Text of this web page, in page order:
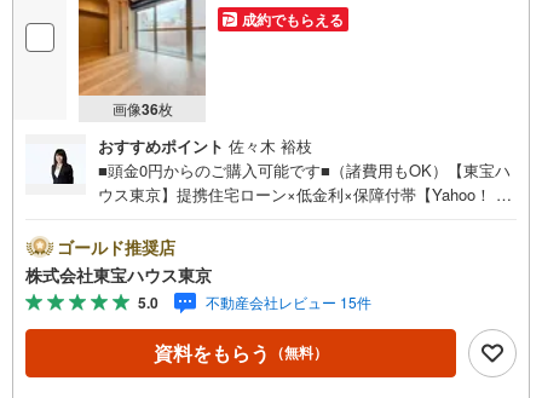
画像36枚
成約でもらえる
おすすめポイント 佐々木 裕枝
■頭金0円からのご購入可能です■（諸費用もOK）【東宝ハ
ウス東京】提携住宅ローン×低金利×保障付帯【Yahoo！ 不
ayボーナスライトがもらえる「Yahoo！ 不動産 物件ご成約
キャンペーン」の対象になります。「資料をもらう」「見
学予約をする」ボタンからお問い合わせください。※必ずY
ahoo！ JAPAN IDでログインしてください。※PayPayボー
ナスライトは出金と譲渡はできません。ご案内・詳細な資
料のご請求はお気軽にどうぞ♪お電話でのお問い合わせも
ゴールド推奨店
株式会社東宝ハウス東京
5.0 不動産会社レビュー 15件
資料をもらう （無料）